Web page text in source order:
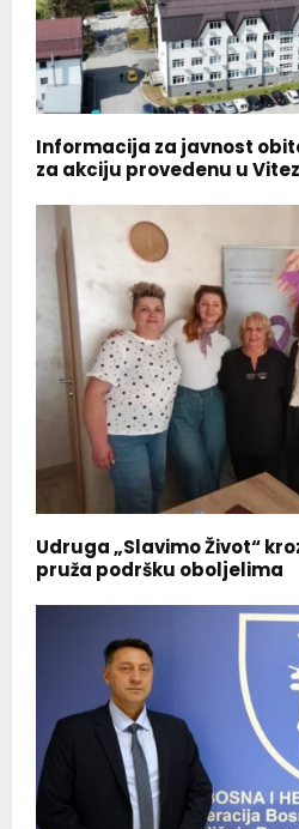
Informacija za javnost
za akciju provedenu u
Udruga „Slavimo Život“
pruža podršku oboljelima